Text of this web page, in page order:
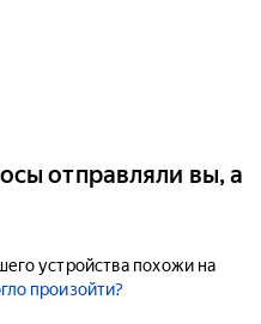
отправляли вы, а
устройства похожи на
произойти?